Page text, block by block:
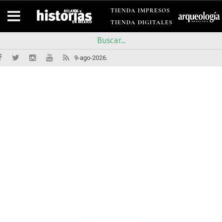
TIENDA IMPRESOS
TIENDA DIGITALES
9-ago-2026.